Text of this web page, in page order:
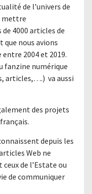
de l’univers de
mettre
4000 articles de
que nous avions
2004 et 2019.
fanzine numérique
articles,….) va aussi
des projets
depuis les
Web ne
de l’Estate ou
de communiquer